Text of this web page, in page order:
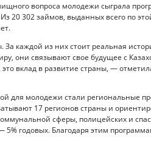
вопроса молодежи сыграла
20 302 займов, выданных всего по
каждой из них стоит реальная
они связывают свое будущее с
вклад в развитие страны, —
для молодежи стали региональные
17 регионов страны и
сферы, полицейских и
5% годовых. Благодаря этим